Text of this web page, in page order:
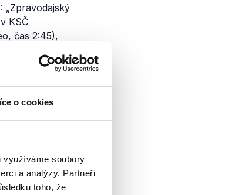
o cookies
využíváme soubory
a analýzy. Partneři
toho, že
„Zpravodajský
KSČ
, čas 2:45),